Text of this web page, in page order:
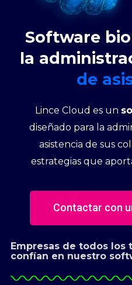
Software
la
de
Lince Cloud es un
diseñado para la
asistencia de sus
estrategias que
Contactar con
Empresas de todos los
confían en nuestro